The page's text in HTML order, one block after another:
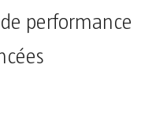
performance